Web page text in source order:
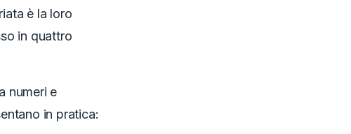
è la loro
in quattro
numeri e
in pratica: